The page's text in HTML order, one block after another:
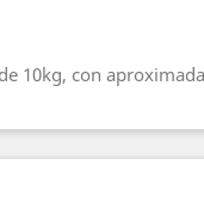
10kg, con